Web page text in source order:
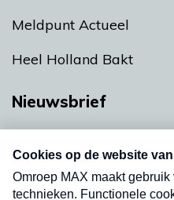
Meldpunt Actueel
Heel Holland Bakt
Nieuwsbrief
Neem hier een gratis
nieuwsbrief. Elke
uw mailbox.